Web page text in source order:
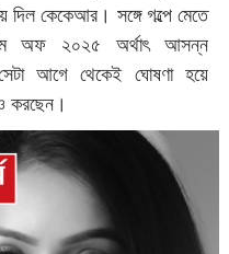
দিল কেকেআর। সঙ্গে গল্পে মেতে
অফ ২০২৫ অর্থাৎ আসন্ন
আগে থেকেই ঘোষণা হয়ে
করছেন।